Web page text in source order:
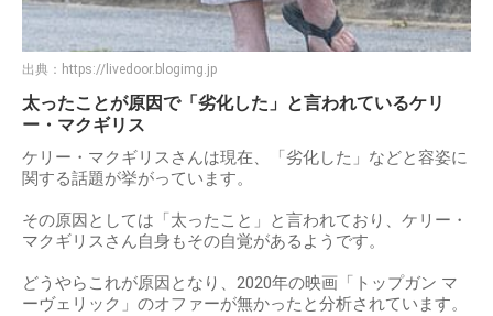
出典： https://livedoor.blogimg.jp
太ったことが原因で「劣化した」と言われているケリ
ー・マクギリス
ケリー・マクギリスさんは現在、「劣化した」などと容姿に
関する話題が挙がっています。
その原因としては「太ったこと」と言われており、ケリー・
マクギリスさん自身もその自覚があるようです。
どうやらこれが原因となり、2020年の映画「トップガン マ
ーヴェリック」のオファーが無かったと分析されています。